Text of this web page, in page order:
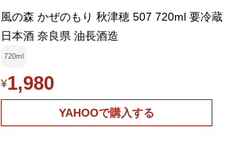
風の森 かぜのもり 秋津穂 507 720ml 要冷蔵
日本酒 奈良県 油長酒造
720ml
¥1,980
YAHOOで購入する